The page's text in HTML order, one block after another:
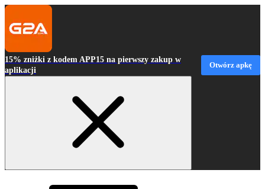
15% zniżki z kodem APP15 na pierwszy zakup w
aplikacji
Otwórz apkę